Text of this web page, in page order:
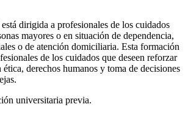
dirigida a profesionales de los cuidados
mayores o en situación de dependencia,
o de atención domiciliaria. Esta formación
de los cuidados que deseen reforzar
derechos humanos y toma de decisiones
universitaria previa.